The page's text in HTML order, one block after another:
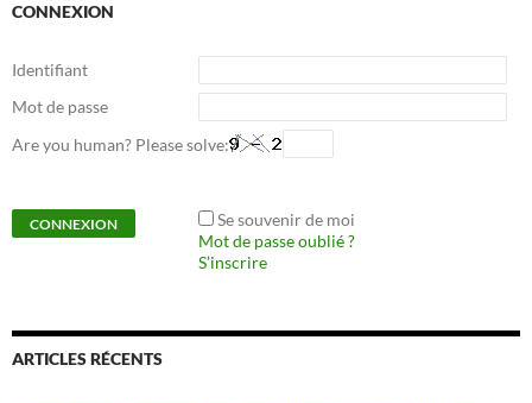
CONNEXION
Identifiant
Mot de passe
Are you human? Please solve:
Se souvenir de moi
Mot de passe oublié ?
S’inscrire
ARTICLES RÉCENTS